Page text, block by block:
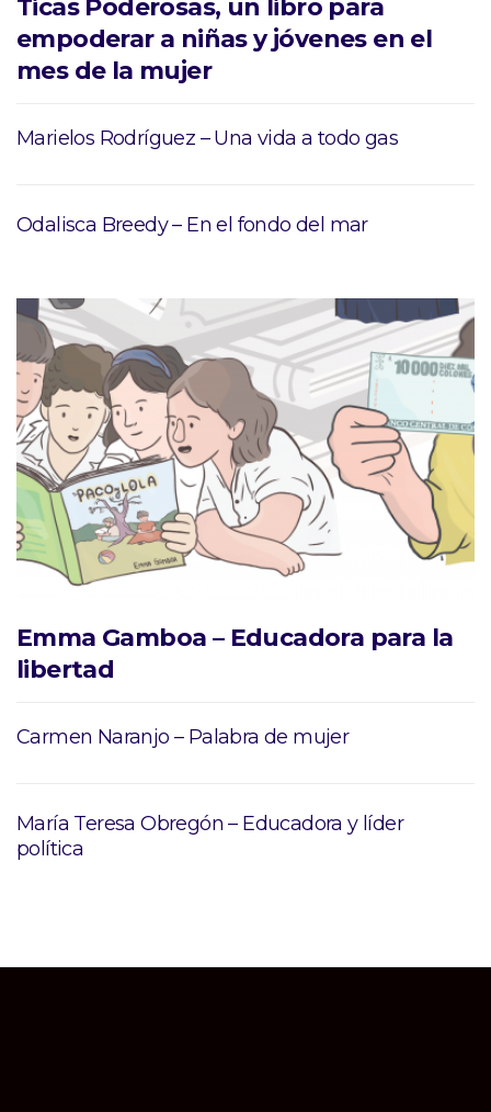
Ticas Poderosas, un libro para
empoderar a niñas y jóvenes en el
mes de la mujer
Marielos Rodríguez – Una vida a todo gas
Odalisca Breedy – En el fondo del mar
Emma Gamboa – Educadora para la
libertad
Carmen Naranjo – Palabra de mujer
María Teresa Obregón – Educadora y líder
política